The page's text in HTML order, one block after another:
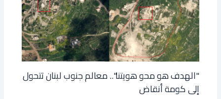
"الهدف هو محو هويتنا".. معالم جنوب لبنان تتحول
إلى كومة أنقاض